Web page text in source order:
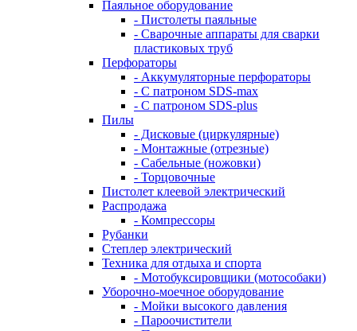
Паяльное оборудование
- Пистолеты паяльные
- Сварочные аппараты для сварки
пластиковых труб
Перфораторы
- Аккумуляторные перфораторы
- С патроном SDS-max
- С патроном SDS-plus
Пилы
- Дисковые (циркулярные)
- Монтажные (отрезные)
- Сабельные (ножовки)
- Торцовочные
Пистолет клеевой электрический
Распродажа
- Компрессоры
Рубанки
Степлер электрический
Техника для отдыха и спорта
- Мотобуксировщики (мотособаки)
Уборочно-моечное оборудование
- Мойки высокого давления
- Пароочистители